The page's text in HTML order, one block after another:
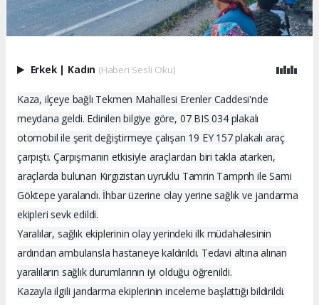
Erkek | Kadın (Haberi Sesli Oku)
Kaza, ilçeye bağlı Tekmen Mahallesi Erenler Caddesi'nde
meydana geldi. Edinilen bilgiye göre, 07 BIS 034 plakalı
otomobil ile şerit değiştirmeye çalışan 19 EY 157 plakalı araç
çarpıştı. Çarpışmanın etkisiyle araçlardan biri takla atarken,
araçlarda bulunan Kırgızistan uyruklu Tamrin Tampnh ile Sami
Göktepe yaralandı. İhbar üzerine olay yerine sağlık ve jandarma
ekipleri sevk edildi.
Yaralılar, sağlık ekiplerinin olay yerindeki ilk müdahalesinin
ardından ambulansla hastaneye kaldırıldı. Tedavi altına alınan
yaralıların sağlık durumlarının iyi olduğu öğrenildi.
Kazayla ilgili jandarma ekiplerinin inceleme başlattığı bildirildi.